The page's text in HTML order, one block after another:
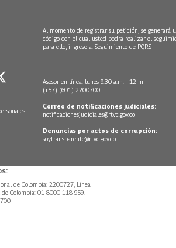
Al momento de registrar su petición, se generará
código con el cual usted podrá realizar el
para ello, ingrese a: Seguimiento de PQRS
Asesor en línea: lunes 9:30 a.m. - 12 m
(+57) (601) 2200700
Correo de notificaciones judiciales:
notificacionesjudiciales@rtvc.gov.co
Denuncias por actos de corrupción:
soytransparente@rtvc.gov.co
de Colombia: 2200727, Línea
Colombia: 01 8000 118 959.